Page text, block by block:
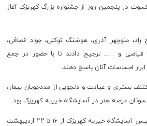
در پنجمین روز از جشنواره بزرگ کهریزک آغاز
راد، منوچهر آذری، هوشنگ توکلی، جواد انصافی،
و ….. ترجیح دادند تا با حضور در جمع
احساسات آنان پاسخ دهند.
بستری و عیادت و دلجویی از مددجویان بیمار،
عرصه هنر در آسایشگاه خیریه کهریزک بود.
جشنواره ۵۰ سالگی تأسیس آسایشگاه خیریه کهریزک از ۱۶ تا ۲۲ اردیبهشت